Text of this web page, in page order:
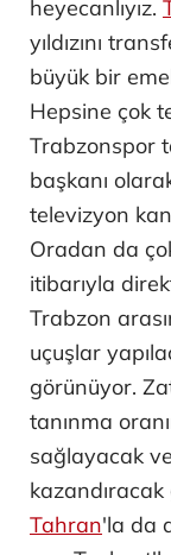
heyecanlıyız.
yıldızını
büyük bir
Hepsine çok
Trabzonspor
başkanı
televizyon
Oradan da
itibarıyla
Trabzon
uçuşlar
görünüyor.
tanınma
sağlayacak
Tahran'la da